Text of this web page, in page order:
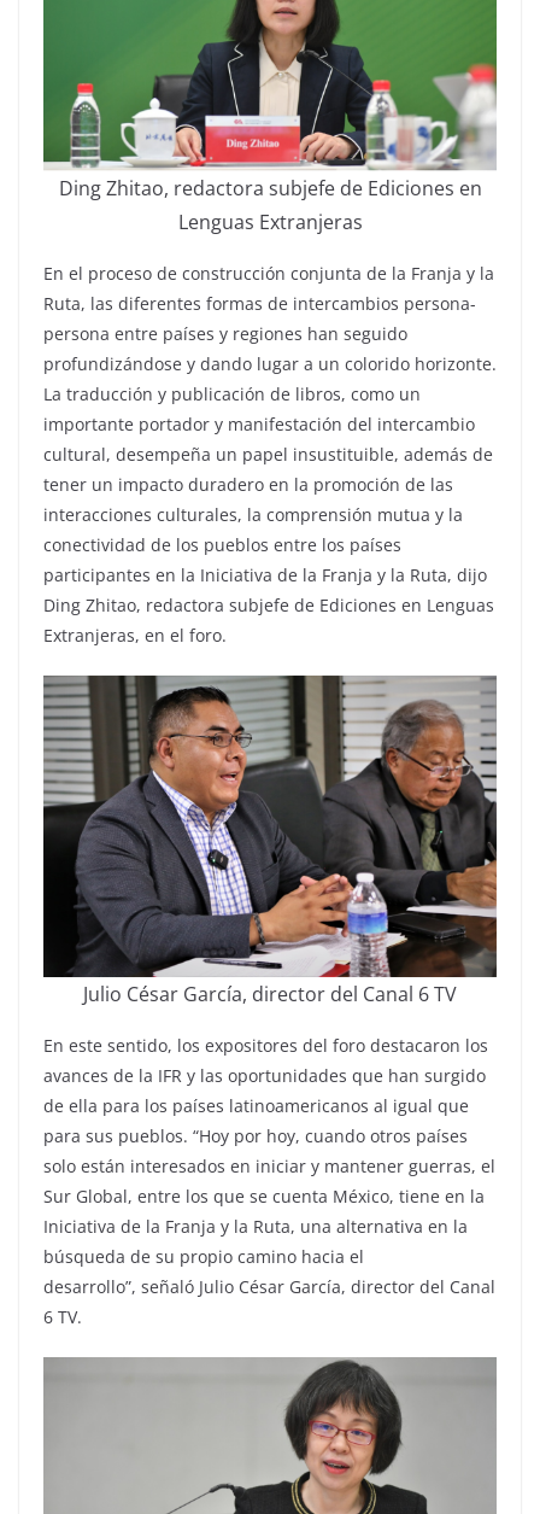
Ding Zhitao, redactora subjefe de Ediciones en
Lenguas Extranjeras
En el proceso de construcción conjunta de la Franja y la
Ruta, las diferentes formas de intercambios persona-
persona entre países y regiones han seguido
profundizándose y dando lugar a un colorido horizonte.
La traducción y publicación de libros, como un
importante portador y manifestación del intercambio
cultural, desempeña un papel insustituible, además de
tener un impacto duradero en la promoción de las
interacciones culturales, la comprensión mutua y la
conectividad de los pueblos entre los países
participantes en la Iniciativa de la Franja y la Ruta, dijo
Ding Zhitao, redactora subjefe de Ediciones en Lenguas
Extranjeras, en el foro.
Julio César García, director del Canal 6 TV
En este sentido, los expositores del foro destacaron los
avances de la IFR y las oportunidades que han surgido
de ella para los países latinoamericanos al igual que
para sus pueblos. “Hoy por hoy, cuando otros países
solo están interesados en iniciar y mantener guerras, el
Sur Global, entre los que se cuenta México, tiene en la
Iniciativa de la Franja y la Ruta, una alternativa en la
búsqueda de su propio camino hacia el
desarrollo”, señaló Julio César García, director del Canal
6 TV.